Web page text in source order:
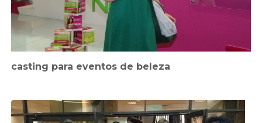
casting para eventos de beleza